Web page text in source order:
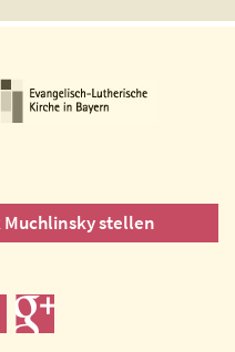
Muchlinsky stellen